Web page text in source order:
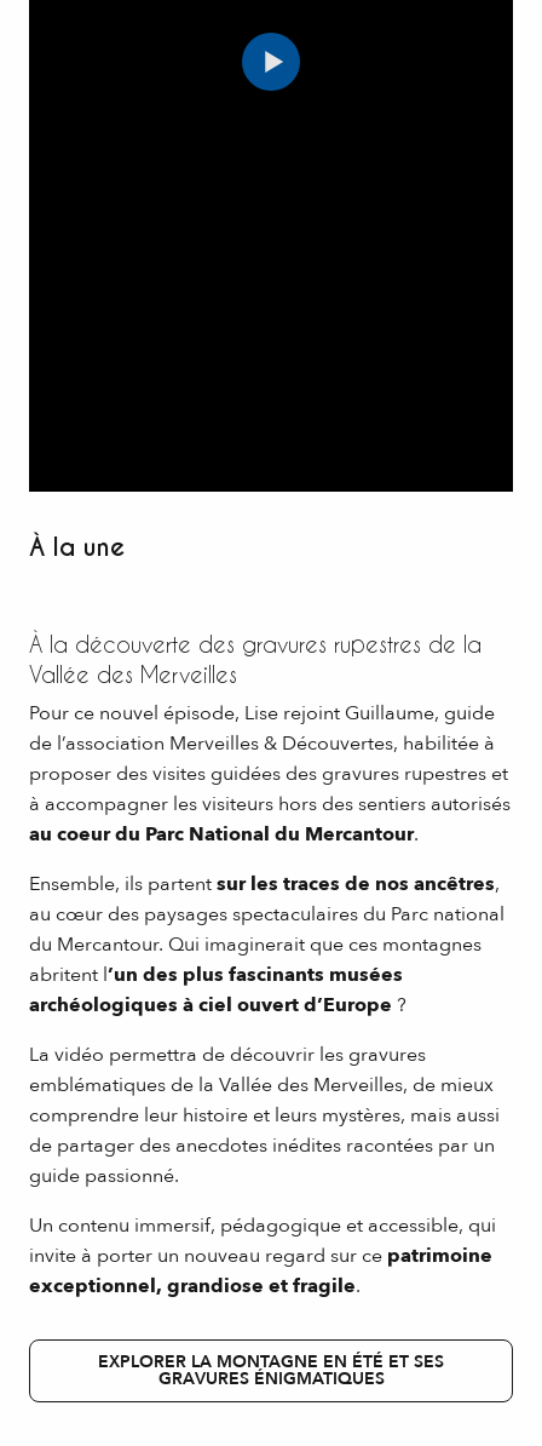
À la une
À la découverte des gravures rupestres de la
Vallée des Merveilles
Pour ce nouvel épisode, Lise rejoint Guillaume, guide
de l’association Merveilles & Découvertes, habilitée à
proposer des visites guidées des gravures rupestres et
à accompagner les visiteurs hors des sentiers autorisés
au coeur du Parc National du Mercantour.
Ensemble, ils partentsur les traces de nos ancêtres,
au cœur des paysages spectaculaires du Parc national
du Mercantour. Qui imaginerait que ces montagnes
abritent l’un des plus fascinants musées
archéologiques à ciel ouvert d’Europe ?
La vidéo permettra de découvrir les gravures
emblématiques de la Vallée des Merveilles, de mieux
comprendre leur histoire et leurs mystères, mais aussi
de partager des anecdotes inédites racontées par un
guide passionné.
Un contenu immersif, pédagogique et accessible, qui
invite à porter un nouveau regard sur ce patrimoine
exceptionnel, grandiose et fragile.
EXPLORER LA MONTAGNE EN ÉTÉ ET SES
GRAVURES ÉNIGMATIQUES